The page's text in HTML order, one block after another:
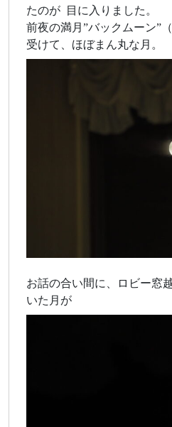
たのが 目に入りました。
前夜の満月”バックムーン”
受けて、ほぼまん丸な月。
お話の合い間に、ロビー窓
いた月が